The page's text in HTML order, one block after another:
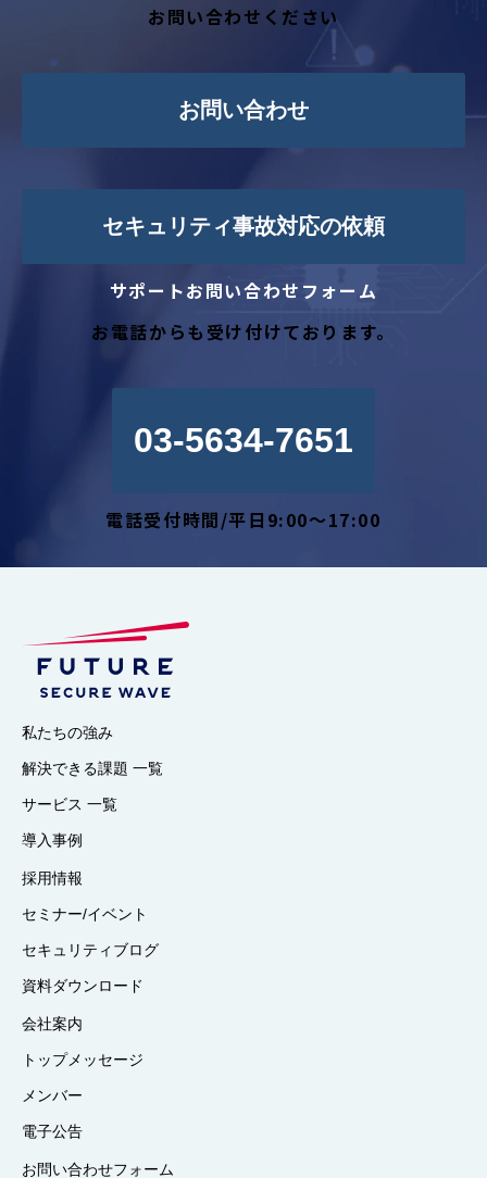
お問い合わせください
お問い合わせ
セキュリティ事故対応の依頼
サポートお問い合わせフォーム
お電話からも受け付けております。
03-5634-7651
電話受付時間/平日9:00～17:00
私たちの強み
解決できる課題 一覧
サービス 一覧
導入事例
採用情報
セミナー/イベント
セキュリティブログ
資料ダウンロード
会社案内
トップメッセージ
メンバー
電子公告
お問い合わせフォーム